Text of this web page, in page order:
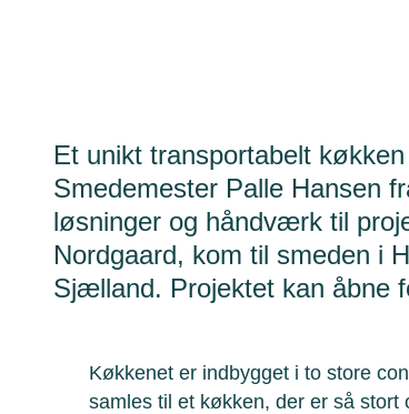
Et unikt transportabelt
Smedemester Palle Hansen
løsninger og håndværk til
Nordgaard, kom til smeden i
Sjælland. Projektet kan åbne
Køkkenet er indbygget i to store
samles til et køkken, der er så stort